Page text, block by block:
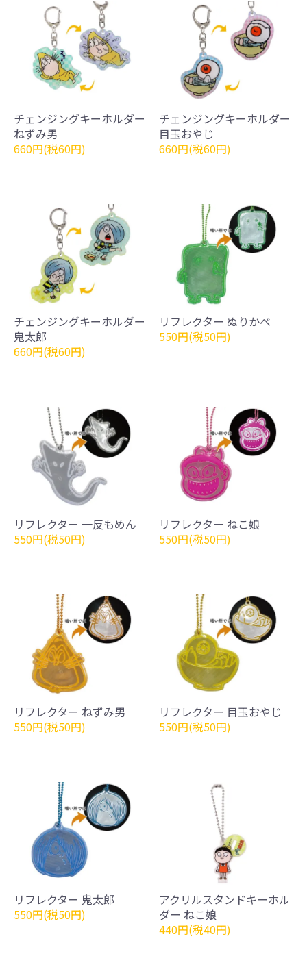
チェンジングキーホルダー
ねずみ男
660円(税60円)
チェンジングキーホルダー
目玉おやじ
660円(税60円)
チェンジングキーホルダー
鬼太郎
660円(税60円)
リフレクター ぬりかべ
550円(税50円)
リフレクター 一反もめん
550円(税50円)
リフレクター ねこ娘
550円(税50円)
リフレクター ねずみ男
550円(税50円)
リフレクター 目玉おやじ
550円(税50円)
リフレクター 鬼太郎
550円(税50円)
アクリルスタンドキーホル
ダー ねこ娘
440円(税40円)